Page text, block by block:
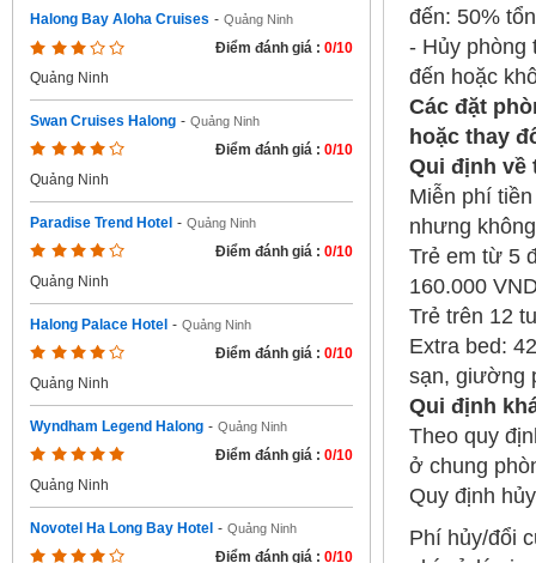
Halong Bay Aloha Cruises - Quảng Ninh
Điểm đánh giá : 0/10
Quảng Ninh
Swan Cruises Halong - Quảng Ninh
Điểm đánh giá : 0/10
Quảng Ninh
Paradise Trend Hotel - Quảng Ninh
Điểm đánh giá : 0/10
Quảng Ninh
Halong Palace Hotel - Quảng Ninh
Điểm đánh giá : 0/10
Quảng Ninh
Wyndham Legend Halong - Quảng Ninh
Điểm đánh giá : 0/10
Quảng Ninh
Novotel Ha Long Bay Hotel - Quảng Ninh
Điểm đánh giá : 0/10
đến: 50%
- Hủy phòng
đến hoặc
Các đặt
hoặc thay
Qui định về
Miễn phí
nhưng
Trẻ em từ 5
160.000
Trẻ trên 12
Extra bed:
sạn, giường
Qui định
Theo quy
ở chung
Quy định
Phí hủy/đổi